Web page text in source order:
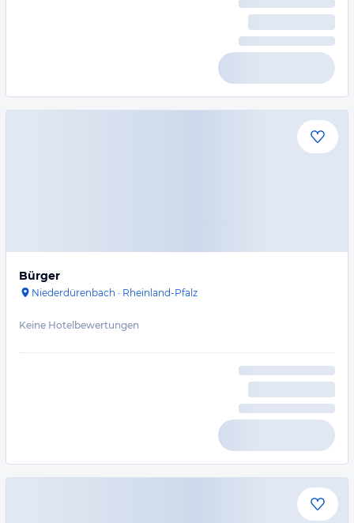
Bürger
Niederdürenbach · Rheinland-Pfalz
Keine Hotelbewertungen